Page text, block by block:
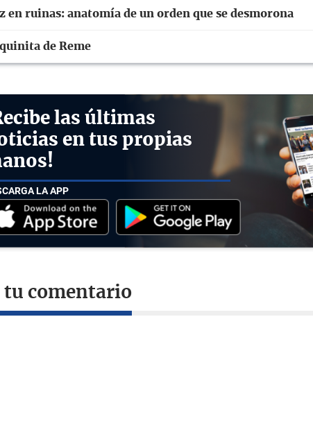
en ruinas: anatomía de un orden que se desmorona
de Reme
las últimas
en tus propias
LA APP
tu comentario